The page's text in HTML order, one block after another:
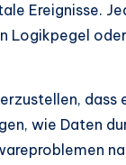
Ereignisse.
wie Daten